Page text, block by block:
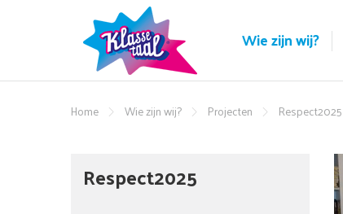
Wie zijn wij?
Home Wie zijn wij? Projecten Respect2025
Respect2025